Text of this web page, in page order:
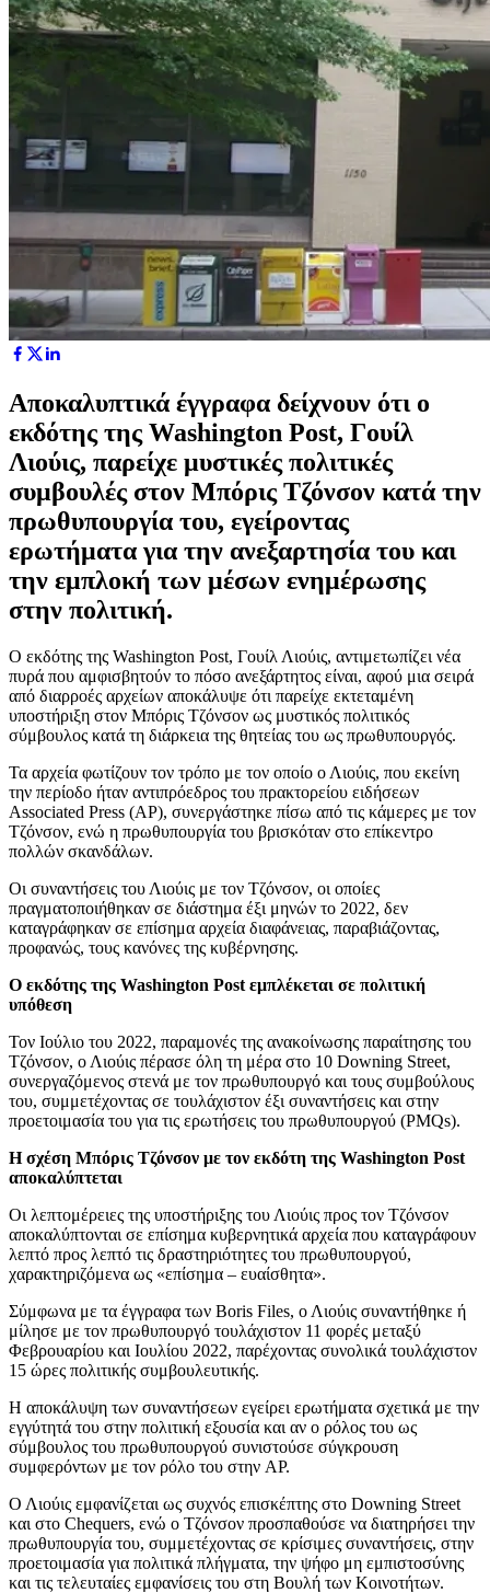
Αποκαλυπτικά έγγραφα δείχνουν ότι ο
εκδότης της Washington Post, Γουίλ
Λιούις, παρείχε μυστικές πολιτικές
συμβουλές στον Μπόρις Τζόνσον κατά την
πρωθυπουργία του, εγείροντας
ερωτήματα για την ανεξαρτησία του και
την εμπλοκή των μέσων ενημέρωσης
στην πολιτική.
Ο εκδότης της Washington Post, Γουίλ Λιούις, αντιμετωπίζει νέα
πυρά που αμφισβητούν το πόσο ανεξάρτητος είναι, αφού μια σειρά
από διαρροές αρχείων αποκάλυψε ότι παρείχε εκτεταμένη
υποστήριξη στον Μπόρις Τζόνσον ως μυστικός πολιτικός
σύμβουλος κατά τη διάρκεια της θητείας του ως πρωθυπουργός.
Τα αρχεία φωτίζουν τον τρόπο με τον οποίο ο Λιούις, που εκείνη
την περίοδο ήταν αντιπρόεδρος του πρακτορείου ειδήσεων
Associated Press (AP), συνεργάστηκε πίσω από τις κάμερες με τον
Τζόνσον, ενώ η πρωθυπουργία του βρισκόταν στο επίκεντρο
πολλών σκανδάλων.
Οι συναντήσεις του Λιούις με τον Τζόνσον, οι οποίες
πραγματοποιήθηκαν σε διάστημα έξι μηνών το 2022, δεν
καταγράφηκαν σε επίσημα αρχεία διαφάνειας, παραβιάζοντας,
προφανώς, τους κανόνες της κυβέρνησης.
Ο εκδότης της Washington Post εμπλέκεται σε πολιτική
υπόθεση
Τον Ιούλιο του 2022, παραμονές της ανακοίνωσης παραίτησης του
Τζόνσον, ο Λιούις πέρασε όλη τη μέρα στο 10 Downing Street,
συνεργαζόμενος στενά με τον πρωθυπουργό και τους συμβούλους
του, συμμετέχοντας σε τουλάχιστον έξι συναντήσεις και στην
προετοιμασία του για τις ερωτήσεις του πρωθυπουργού (PMQs).
Η σχέση Μπόρις Τζόνσον με τον εκδότη της Washington Post
αποκαλύπτεται
Οι λεπτομέρειες της υποστήριξης του Λιούις προς τον Τζόνσον
αποκαλύπτονται σε επίσημα κυβερνητικά αρχεία που καταγράφουν
λεπτό προς λεπτό τις δραστηριότητες του πρωθυπουργού,
χαρακτηριζόμενα ως «επίσημα – ευαίσθητα».
Σύμφωνα με τα έγγραφα των Boris Files, ο Λιούις συναντήθηκε ή
μίλησε με τον πρωθυπουργό τουλάχιστον 11 φορές μεταξύ
Φεβρουαρίου και Ιουλίου 2022, παρέχοντας συνολικά τουλάχιστον
15 ώρες πολιτικής συμβουλευτικής.
Η αποκάλυψη των συναντήσεων εγείρει ερωτήματα σχετικά με την
εγγύτητά του στην πολιτική εξουσία και αν ο ρόλος του ως
σύμβουλος του πρωθυπουργού συνιστούσε σύγκρουση
συμφερόντων με τον ρόλο του στην AP.
Ο Λιούις εμφανίζεται ως συχνός επισκέπτης στο Downing Street
και στο Chequers, ενώ ο Τζόνσον προσπαθούσε να διατηρήσει την
πρωθυπουργία του, συμμετέχοντας σε κρίσιμες συναντήσεις, στην
προετοιμασία για πολιτικά πλήγματα, την ψήφο μη εμπιστοσύνης
και τις τελευταίες εμφανίσεις του στη Βουλή των Κοινοτήτων.